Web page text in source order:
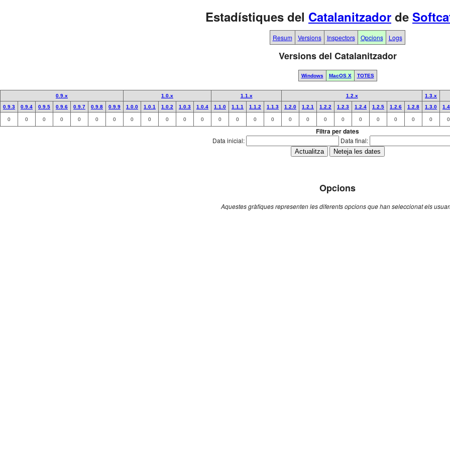
Estadístiques del Catalanitzador de
Resum Versions Inspectors Opcions Logs
Versions del Catalanitzador
Windows MacOS X TOTES
0.9.x 1.0.x 1.1.x 1.2.x 1.3.x
0.9.3
0.9.4 0.9.5 0.9.6 0.9.7 0.9.8 0.9.9 1.0.0 1.0.1 1.0.2 1.0.3 1.0.4 1.1.0 1.1.1 1.1.2 1.1.3 1.2.0 1.2.1 1.2.2 1.2.3 1.2.4 1.2.5 1.2.6 1.2.8 1.3.0
0 0 0 0 0 0 0 0 0 0 0 0 0 0 0 0 0 0 0 0 0 0 0 0 0 0
Filtra per dates
Data inicial: Data final:
Opcions
Aquestes gràfiques representen les diferents opcions que han seleccionat els